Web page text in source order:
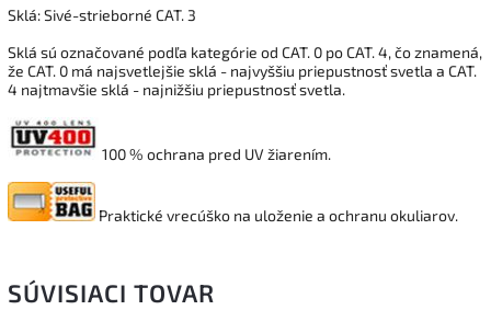
Sklá: Sivé-strieborné CAT. 3
Sklá sú označované podľa kategórie od CAT. 0 po CAT. 4, čo znamená,
že CAT. 0 má najsvetlejšie sklá - najvyššiu priepustnosť svetla a CAT.
4 najtmavšie sklá - najnižšiu priepustnosť svetla.
100 % ochrana pred UV žiarením.
Praktické vrecúško na uloženie a ochranu okuliarov.
SÚVISIACI TOVAR